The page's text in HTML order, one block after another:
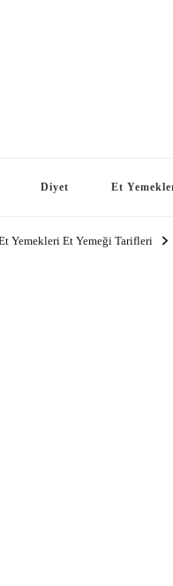
Diyet Et
Yemekleri Et Yemeği Tarifleri